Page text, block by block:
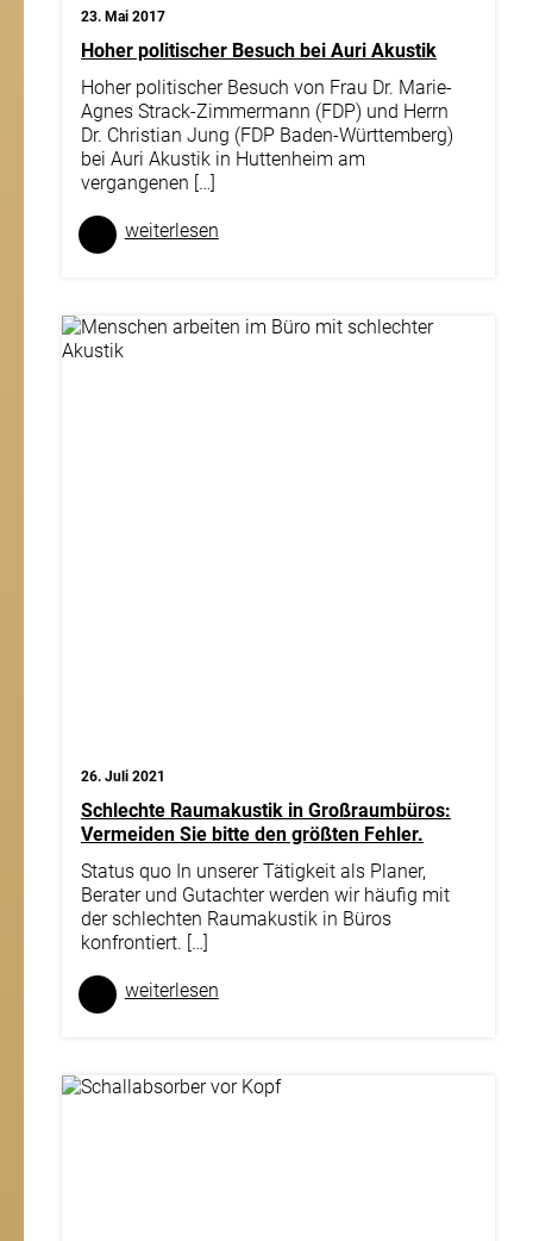
23. Mai 2017
Hoher politischer Besuch bei Auri Akustik
Hoher politischer Besuch von Frau Dr. Marie-
Agnes Strack-Zimmermann (FDP) und Herrn
Dr. Christian Jung (FDP Baden-Württemberg)
bei Auri Akustik in Huttenheim am
vergangenen […]
weiter­lesen
26. Juli 2021
Schlechte Raumakustik in Großraumbüros:
Vermeiden Sie bitte den größten Fehler.
Status quo In unserer Tätigkeit als Planer,
Berater und Gutachter werden wir häufig mit
der schlechten Raumakustik in Büros
konfrontiert. […]
weiter­lesen